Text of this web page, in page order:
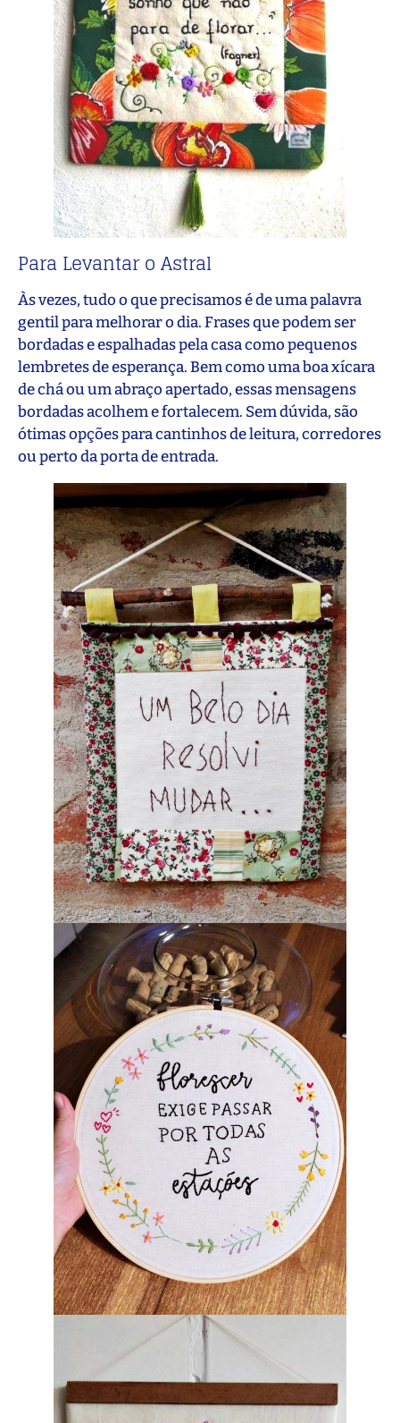
Para Levantar o Astral
Às vezes, tudo o que precisamos é de uma palavra
gentil para melhorar o dia. Frases que podem ser
bordadas e espalhadas pela casa como pequenos
lembretes de esperança. Bem como uma boa xícara
de chá ou um abraço apertado, essas mensagens
bordadas acolhem e fortalecem. Sem dúvida, são
ótimas opções para cantinhos de leitura, corredores
ou perto da porta de entrada.